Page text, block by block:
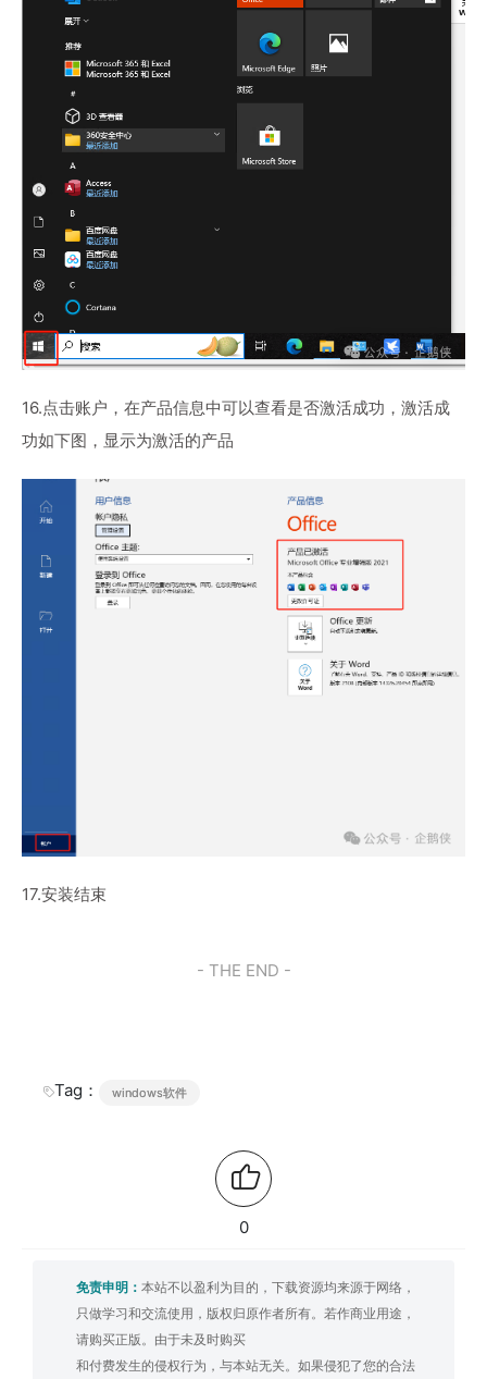
16.点击账户，在产品信息中可以查看是否激活成功，激活成
功如下图，显示为激活的产品
17.安装结束
- THE END -
Tag： windows软件
0
免责申明： 本站不以盈利为目的，下载资源均来源于网络，
只做学习和交流使用，版权归原作者所有。若作商业用途，
请购买正版。由于未及时购买
和付费发生的侵权行为，与本站无关。如果侵犯了您的合法